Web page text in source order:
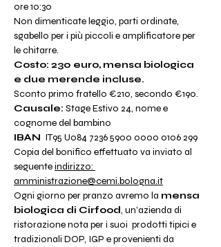
ore 10:30
Non dimenticate leggio, parti ordinate,
sgabello per i più piccoli e amplificatore per
le chitarre.
Costo: 230 euro, mensa biologica
e due merende incluse.
Sconto primo fratello €210, secondo €190.
Causale: Stage Estivo 24, nome e
cognome del bambino
IBAN IT95 U084 7236 5900 0000 0106 299
Copia del bonifico effettuato va inviato al
seguente indirizzo:
amministrazione@cemi.bologna.it
Ogni giorno per pranzo avremo la mensa
biologica di Cirfood, un’azienda di
ristorazione nota per i suoi  prodotti tipici e
tradizionali DOP, IGP e provenienti da